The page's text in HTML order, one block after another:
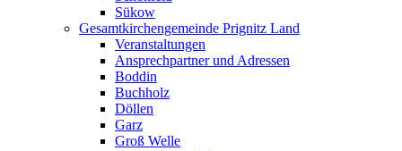
Sükow
Gesamtkirchengemeinde Prignitz Land
Veranstaltungen
Ansprechpartner und Adressen
Boddin
Buchholz
Döllen
Garz
Groß Welle